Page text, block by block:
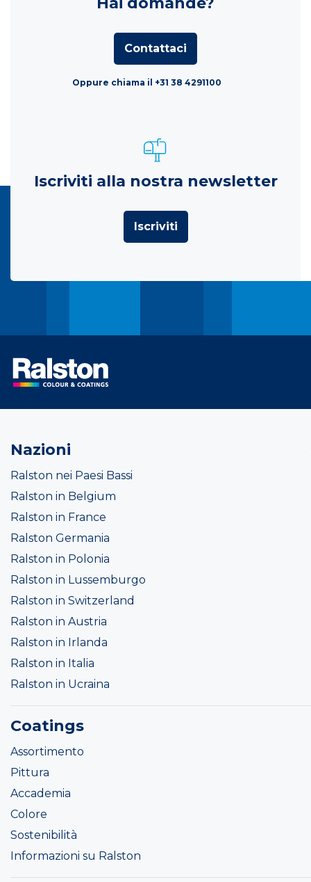
Contattaci
Oppure chiama il +31 38 4291100
Iscriviti alla nostra newsletter
Iscriviti
Nazioni
Ralston nei Paesi Bassi
Ralston in Belgium
Ralston in France
Ralston Germania
Ralston in Polonia
Ralston in Lussemburgo
Ralston in Switzerland
Ralston in Austria
Ralston in Irlanda
Ralston in Italia
Ralston in Ucraina
Coatings
Assortimento
Pittura
Accademia
Colore
Sostenibilità
Informazioni su Ralston